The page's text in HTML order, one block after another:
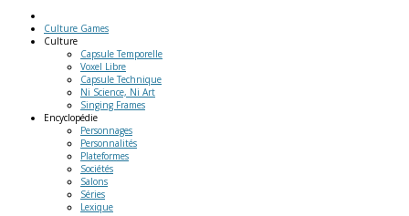
Culture Games
Culture
Capsule Temporelle
Voxel Libre
Capsule Technique
Ni Science, Ni Art
Singing Frames
Encyclopédie
Personnages
Personnalités
Plateformes
Sociétés
Salons
Séries
Lexique